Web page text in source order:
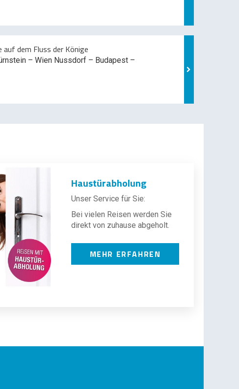
auf dem Fluss der Könige
– Wien Nussdorf – Budapest –
Haustürabholung
Unser Service für Sie:
Bei vielen Reisen werden Sie
direkt von zuhause abgeholt.
MEHR ERFAHREN